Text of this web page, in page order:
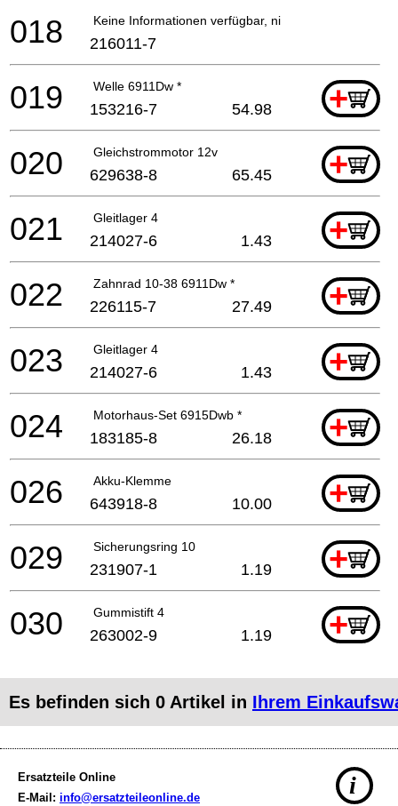
Keine Informationen verfügbar, nicht bestellbar
018 216011-7
Welle 6911Dw * +
019 153216-7 54.98
Gleichstrommotor 12v +
020 629638-8 65.45
Gleitlager 4 +
021 214027-6 1.43
Zahnrad 10-38 6911Dw * +
022 226115-7 27.49
Gleitlager 4 +
023 214027-6 1.43
Motorhaus-Set 6915Dwb * +
024 183185-8 26.18
Akku-Klemme +
026 643918-8 10.00
Sicherungsring 10 +
029 231907-1 1.19
Gummistift 4 +
030 263002-9 1.19
Es befinden sich 0 Artikel in Ihrem
Ersatzteile Online
E-Mail: info@ersatzteileonline.de i